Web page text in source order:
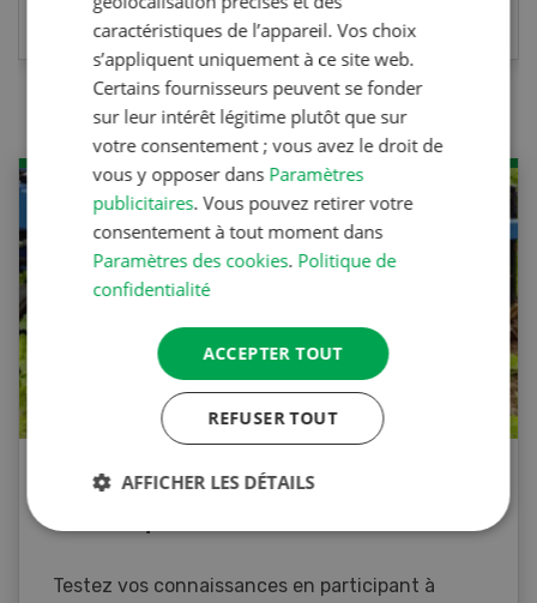
Agri Quiz sur le désherbage
Testez vos connaissances en participant à
caractéristiques de l’appareil. Vos choix
s’appliquent uniquement à ce site web.
Certains fournisseurs peuvent se fonder
sur leur intérêt légitime plutôt que sur
votre consentement ; vous avez le droit de
vous y opposer dans Paramètres
publicitaires. Vous pouvez retirer votre
consentement à tout moment dans
Paramètres des cookies. Politique de
confidentialité
ACCEPTER TOUT
REFUSER TOUT
AFFICHER LES DÉTAILS